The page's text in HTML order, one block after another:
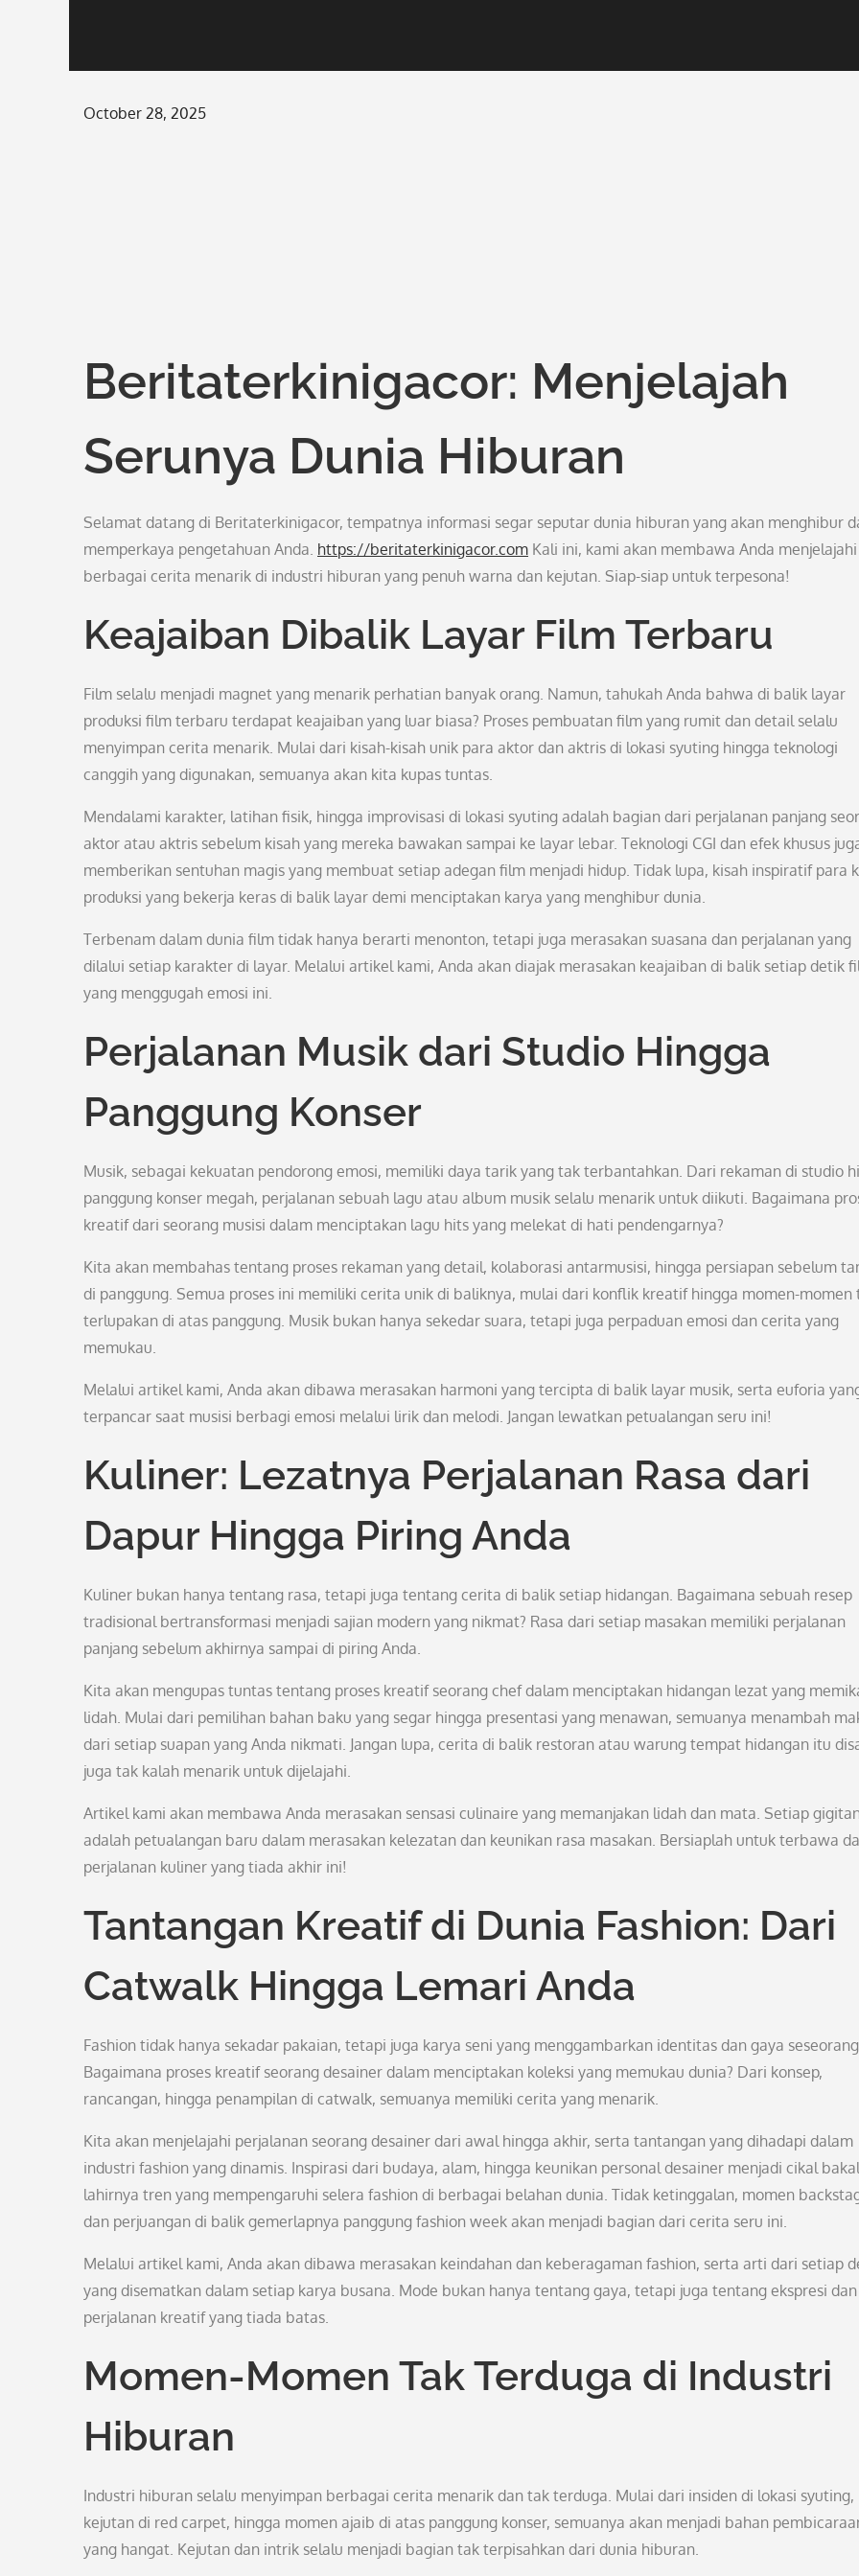
Posted
October 28, 2025
Beritaterkinigacor: Menjelajah
Serunya Dunia Hiburan
Selamat datang di Beritaterkinigacor, tempatnya informasi segar seputar dunia hiburan yang akan menghibur
memperkaya pengetahuan Anda. https://beritaterkinigacor.com Kali ini, kami akan membawa Anda menjelajahi
berbagai cerita menarik di industri hiburan yang penuh warna dan kejutan. Siap-siap untuk terpesona!
Keajaiban Dibalik Layar Film Terbaru
Film selalu menjadi magnet yang menarik perhatian banyak orang. Namun, tahukah Anda bahwa di balik layar
produksi film terbaru terdapat keajaiban yang luar biasa? Proses pembuatan film yang rumit dan detail selalu
menyimpan cerita menarik. Mulai dari kisah-kisah unik para aktor dan aktris di lokasi syuting hingga teknologi
canggih yang digunakan, semuanya akan kita kupas tuntas.
Mendalami karakter, latihan fisik, hingga improvisasi di lokasi syuting adalah bagian dari perjalanan panjang
aktor atau aktris sebelum kisah yang mereka bawakan sampai ke layar lebar. Teknologi CGI dan efek khusus
memberikan sentuhan magis yang membuat setiap adegan film menjadi hidup. Tidak lupa, kisah inspiratif para
produksi yang bekerja keras di balik layar demi menciptakan karya yang menghibur dunia.
Terbenam dalam dunia film tidak hanya berarti menonton, tetapi juga merasakan suasana dan perjalanan yang
dilalui setiap karakter di layar. Melalui artikel kami, Anda akan diajak merasakan keajaiban di balik setiap detik
yang menggugah emosi ini.
Perjalanan Musik dari Studio Hingga
Panggung Konser
Musik, sebagai kekuatan pendorong emosi, memiliki daya tarik yang tak terbantahkan. Dari rekaman di studio
panggung konser megah, perjalanan sebuah lagu atau album musik selalu menarik untuk diikuti. Bagaimana
kreatif dari seorang musisi dalam menciptakan lagu hits yang melekat di hati pendengarnya?
Kita akan membahas tentang proses rekaman yang detail, kolaborasi antarmusisi, hingga persiapan sebelum
di panggung. Semua proses ini memiliki cerita unik di baliknya, mulai dari konflik kreatif hingga momen-momen
terlupakan di atas panggung. Musik bukan hanya sekedar suara, tetapi juga perpaduan emosi dan cerita yang
memukau.
Melalui artikel kami, Anda akan dibawa merasakan harmoni yang tercipta di balik layar musik, serta euforia
terpancar saat musisi berbagi emosi melalui lirik dan melodi. Jangan lewatkan petualangan seru ini!
Kuliner: Lezatnya Perjalanan Rasa dari
Dapur Hingga Piring Anda
Kuliner bukan hanya tentang rasa, tetapi juga tentang cerita di balik setiap hidangan. Bagaimana sebuah resep
tradisional bertransformasi menjadi sajian modern yang nikmat? Rasa dari setiap masakan memiliki perjalanan
panjang sebelum akhirnya sampai di piring Anda.
Kita akan mengupas tuntas tentang proses kreatif seorang chef dalam menciptakan hidangan lezat yang
lidah. Mulai dari pemilihan bahan baku yang segar hingga presentasi yang menawan, semuanya menambah
dari setiap suapan yang Anda nikmati. Jangan lupa, cerita di balik restoran atau warung tempat hidangan itu
juga tak kalah menarik untuk dijelajahi.
Artikel kami akan membawa Anda merasakan sensasi culinaire yang memanjakan lidah dan mata. Setiap
adalah petualangan baru dalam merasakan kelezatan dan keunikan rasa masakan. Bersiaplah untuk terbawa
perjalanan kuliner yang tiada akhir ini!
Tantangan Kreatif di Dunia Fashion: Dari
Catwalk Hingga Lemari Anda
Fashion tidak hanya sekadar pakaian, tetapi juga karya seni yang menggambarkan identitas dan gaya
Bagaimana proses kreatif seorang desainer dalam menciptakan koleksi yang memukau dunia? Dari konsep,
rancangan, hingga penampilan di catwalk, semuanya memiliki cerita yang menarik.
Kita akan menjelajahi perjalanan seorang desainer dari awal hingga akhir, serta tantangan yang dihadapi dalam
industri fashion yang dinamis. Inspirasi dari budaya, alam, hingga keunikan personal desainer menjadi cikal bakal
lahirnya tren yang mempengaruhi selera fashion di berbagai belahan dunia. Tidak ketinggalan, momen
dan perjuangan di balik gemerlapnya panggung fashion week akan menjadi bagian dari cerita seru ini.
Melalui artikel kami, Anda akan dibawa merasakan keindahan dan keberagaman fashion, serta arti dari setiap
yang disematkan dalam setiap karya busana. Mode bukan hanya tentang gaya, tetapi juga tentang ekspresi dan
perjalanan kreatif yang tiada batas.
Momen-Momen Tak Terduga di Industri
Hiburan
Industri hiburan selalu menyimpan berbagai cerita menarik dan tak terduga. Mulai dari insiden di lokasi syuting,
kejutan di red carpet, hingga momen ajaib di atas panggung konser, semuanya akan menjadi bahan
yang hangat. Kejutan dan intrik selalu menjadi bagian tak terpisahkan dari dunia hiburan.